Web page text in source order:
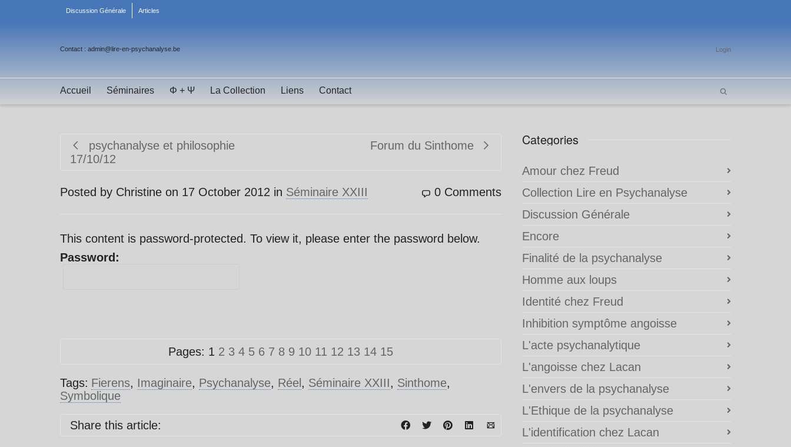
Discussion Générale Articles
Contact : admin@lire-en-psychanalyse.be Login
Accueil Séminaires Φ + Ψ La Collection Liens Contact
psychanalyse et philosophie
17/10/12
Forum du Sinthome
Posted by Christine on 17 October 2012 in Séminaire XXIII 0 Comments
This content is password-protected. To view it, please enter the password below.
Password:
Pages: 1 2 3 4 5 6 7 8 9 10 11 12 13 14 15
Tags: Fierens, Imaginaire, Psychanalyse, Réel , Séminaire XXIII, Sinthome,
Symbolique
Share this article:
Categories
Amour chez Freud
Collection Lire en Psychanalyse
Discussion Générale
Encore
Finalité de la psychanalyse
Homme aux loups
Identité chez Freud
Inhibition symptôme angoisse
L'acte psychanalytique
L'angoisse chez Lacan
L'envers de la psychanalyse
L'Ethique de la psychanalyse
L'identification chez Lacan